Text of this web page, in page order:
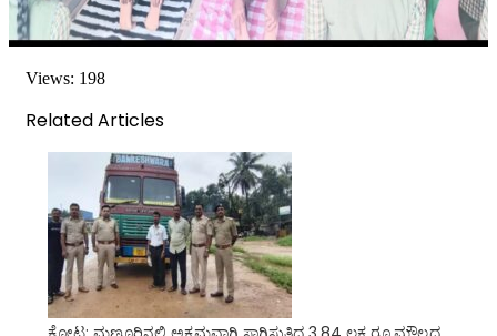
Views: 198
Related Articles